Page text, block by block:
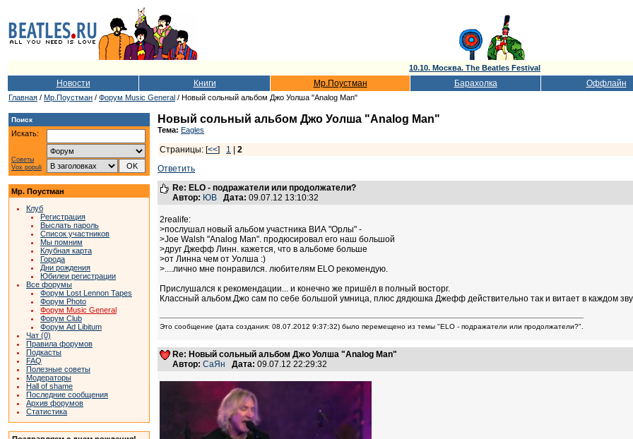
10.10. Москва. The Beatles Festival
Новости Книги Мр.Поустман Барахолка Оффлайн
Главная / Мр.Поустман / Форум Music General / Новый сольный альбом Джо Уолша "Analog Man"
Поиск
Искать:
Советы
Vox populi
Мр. Поустман
Клуб
Регистрация
Выслать пароль
Список участников
Мы помним
Клубная карта
Города
Дни рождения
Юбилеи регистрации
Все форумы
Форум Lost Lennon Tapes
Форум Photo
Форум Music General
Форум Club
Форум Ad Libitum
Чат (0)
Правила форумов
Подкасты
FAQ
Полезные советы
Модераторы
Hall of shame
Последние сообщения
Архив форумов
Статистика
Новый сольный альбом Джо Уолша "Analog Man"
Тема: Eagles
Страницы: [<<] 1
2
Ответить
Re: ELO - подражатели или продолжатели?
Автор: ЮВ Дата: 09.07.12 13:10:32
2realife:
>послушал новый альбом участника ВИА "Орлы" -
>Joe Walsh "Analog Man". продюсировал его наш большой
>друг Джефф Линн. кажется, что в альбоме больше
>от Линна чем от Уолша :)
>....лично мне понравился. любителям ELO рекомендую.
Прислушался к рекомендации... и конечно же пришёл в полный восторг.
Классный альбом.Джо сам по себе большой умница, плюс дядюшка Джефф действительно так и витает в каждом
Это сообщение (дата создания: 08.07.2012 9:37:32) было перемещено из темы "ELO - подражатели или продолжатели?".
Re: Новый сольный альбом Джо Уолша "Analog Man"
Автор: СаЯн Дата: 09.07.12 22:29:32